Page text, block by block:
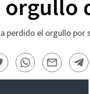
perdido el orgullo por